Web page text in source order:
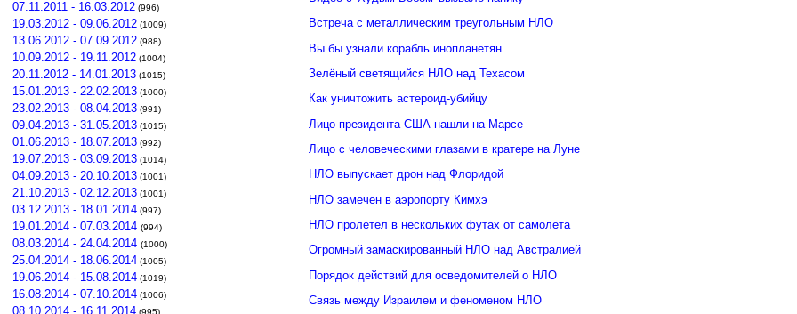
07.11.2011 - 16.03.2012 (996)
19.03.2012 - 09.06.2012 (1009)
13.06.2012 - 07.09.2012 (988)
10.09.2012 - 19.11.2012 (1004)
20.11.2012 - 14.01.2013 (1015)
15.01.2013 - 22.02.2013 (1000)
23.02.2013 - 08.04.2013 (991)
09.04.2013 - 31.05.2013 (1015)
01.06.2013 - 18.07.2013 (992)
19.07.2013 - 03.09.2013 (1014)
04.09.2013 - 20.10.2013 (1001)
21.10.2013 - 02.12.2013 (1001)
03.12.2013 - 18.01.2014 (997)
19.01.2014 - 07.03.2014 (994)
08.03.2014 - 24.04.2014 (1000)
25.04.2014 - 18.06.2014 (1005)
19.06.2014 - 15.08.2014 (1019)
16.08.2014 - 07.10.2014 (1006)
08.10.2014 - 16.11.2014 (995)
Встреча с металлическим треугольным НЛО
Вы бы узнали корабль инопланетян
Зелёный светящийся НЛО над Техасом
Как уничтожить астероид-убийцу
Лицо президента США нашли на Марсе
Лицо с человеческими глазами в кратере на Луне
НЛО выпускает дрон над Флоридой
НЛО замечен в аэропорту Кимхэ
НЛО пролетел в нескольких футах от самолета
Огромный замаскированный НЛО над Австралией
Порядок действий для осведомителей о НЛО
Связь между Израилем и феноменом НЛО